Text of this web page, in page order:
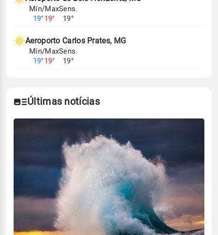
Mín/Max
19°19°
Sens.
19°
Aeroporto Carlos Prates, MG
Mín/Max
19°19°
Sens.
19°
Últimas notícias